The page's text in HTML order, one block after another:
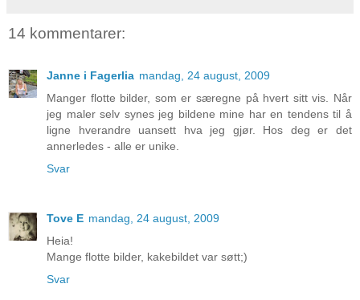
14 kommentarer:
Janne i Fagerlia mandag, 24 august, 2009
Manger flotte bilder, som er særegne på hvert sitt vis. Når
jeg maler selv synes jeg bildene mine har en tendens til å
ligne hverandre uansett hva jeg gjør. Hos deg er det
annerledes - alle er unike.
Svar
Tove E mandag, 24 august, 2009
Heia!
Mange flotte bilder, kakebildet var søtt;)
Svar